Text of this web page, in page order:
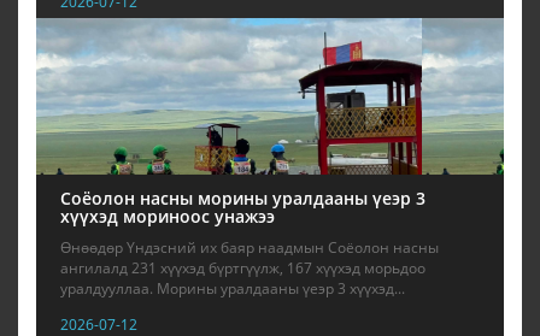
Соёолон насны морины уралдааны үеэр 3
хүүхэд мориноос унажээ
Өнөөдөр Үндэсний их баяр наадмын Соёолон насны
ангилалд 231 хүүхэд бүртгүүлж, 167 хүүхэд морьдоо
уралдууллаа. Морины уралдааны үеэр 3 хүүхэд...
2026-07-12